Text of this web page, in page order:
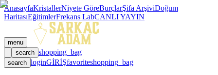
AnasayfaKristallerNiyete GöreBurçlarŞifa ArşiviDoğum
HaritasıEğitimlerFrekans LabCANLI YAYIN
menu
search shopping_bag
search loginGİRİŞfavoriteshopping_bag